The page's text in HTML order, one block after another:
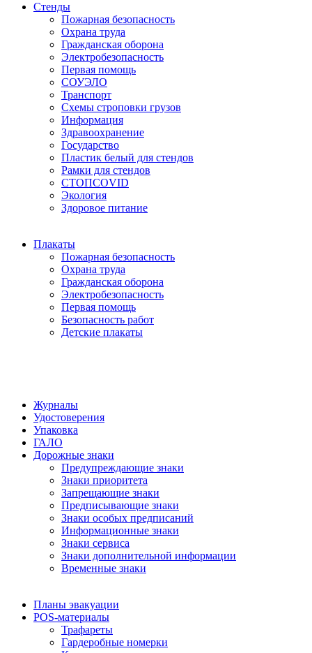
Стенды
Пожарная безопасность
Охрана труда
Гражданская оборона
Электробезопасность
Первая помощь
СОУЭЛО
Транспорт
Схемы строповки грузов
Информация
Здравоохранение
Государство
Пластик белый для стендов
Рамки для стендов
СТОПCOVID
Экология
Здоровое питание
Плакаты
Пожарная безопасность
Охрана труда
Гражданская оборона
Электробезопасность
Первая помощь
Безопасность работ
Детские плакаты
Журналы
Удостоверения
Упаковка
ГАЛО
Дорожные знаки
Предупреждающие знаки
Знаки приоритета
Запрещающие знаки
Предписывающие знаки
Знаки особых предписаний
Информационные знаки
Знаки сервиса
Знаки дополнительной информации
Временные знаки
Планы эвакуации
POS-материалы
Трафареты
Гардеробные номерки